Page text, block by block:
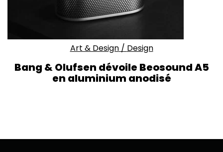
Art & Design/ Design
Bang & Olufsen dévoile Beosound A5
en aluminium anodisé